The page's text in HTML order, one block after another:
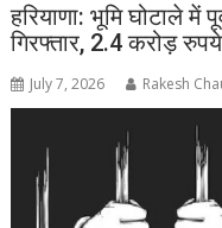
हरियाणा: भूमि घोटाले में
गिरफ्तार, 2.4 करोड़
July 7, 2026 Rakesh